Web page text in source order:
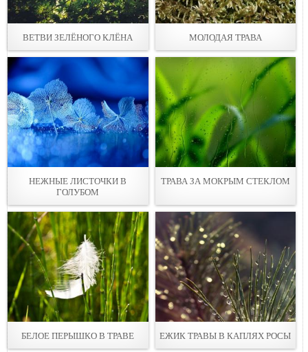
ВЕТВИ ЗЕЛЁНОГО КЛЁНА МОЛОДАЯ ТРАВА
НЕЖНЫЕ ЛИСТОЧКИ В
ГОЛУБОМ
ТРАВА ЗА МОКРЫМ СТЕКЛОМ
БЕЛОЕ ПЕРЫШКО В ТРАВЕ ЕЖИК ТРАВЫ В КАПЛЯХ РОСЫ